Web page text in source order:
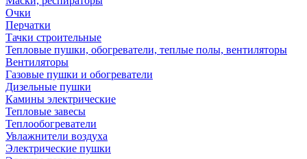
Очки
Перчатки
Тачки строительные
Тепловые пушки, обогреватели, теплые полы, вентиляторы
Вентиляторы
Газовые пушки и обогреватели
Дизельные пушки
Камины электрические
Тепловые завесы
Теплообогреватели
Увлажнители воздуха
Электрические пушки